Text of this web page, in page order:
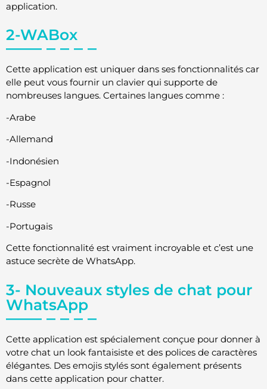
application.
2-WABox
Cette application est uniquer dans ses fonctionnalités car
elle peut vous fournir un clavier qui supporte de
nombreuses langues. Certaines langues comme :
-Arabe
-Allemand
-Indonésien
-Espagnol
-Russe
-Portugais
Cette fonctionnalité est vraiment incroyable et c’est une
astuce secrète de WhatsApp.
3- Nouveaux styles de chat pour
WhatsApp
Cette application est spécialement conçue pour donner à
votre chat un look fantaisiste et des polices de caractères
élégantes. Des emojis stylés sont également présents
dans cette application pour chatter.